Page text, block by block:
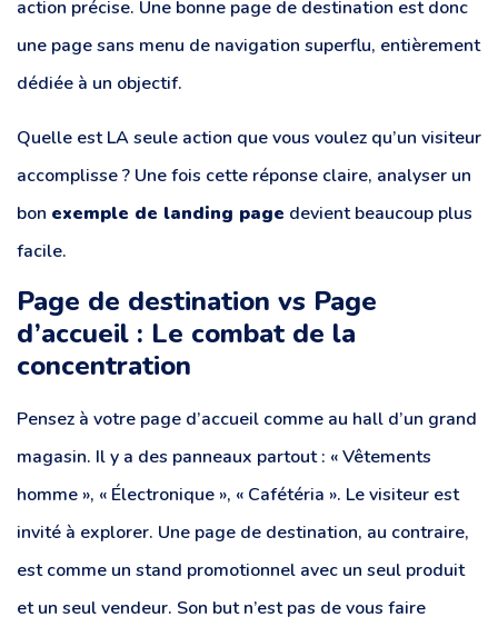
action précise. Une bonne page de destination est donc
une page sans menu de navigation superflu, entièrement
dédiée à un objectif.
Quelle est LA seule action que vous voulez qu’un visiteur
accomplisse ? Une fois cette réponse claire, analyser un
bon exemple de landing page devient beaucoup plus
facile.
Page de destination vs Page
d’accueil : Le combat de la
concentration
Pensez à votre page d’accueil comme au hall d’un grand
magasin. Il y a des panneaux partout : « Vêtements
homme », « Électronique », « Cafétéria ». Le visiteur est
invité à explorer. Une page de destination, au contraire,
est comme un stand promotionnel avec un seul produit
et un seul vendeur. Son but n’est pas de vous faire